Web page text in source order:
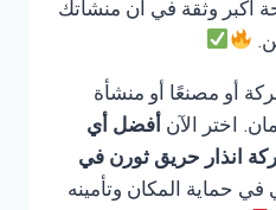
أكبر وثقة في أن منشأتك
أو مصنعًا أو منشأة
اختر الآن أفضل أي
انذار حريق ثورن في
حماية المكان وتأمينه